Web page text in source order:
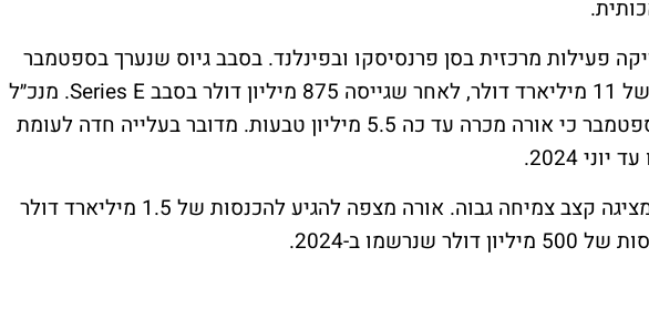
ב-2013 ומחזיקה פעילות מרכזית בסן פרנסיסקו ובפינלנד. בסבב גיוס שנערך בספטמבר
האחרון היא הגיעה לשווי של 11 מיליארד דולר, לאחר שגייסה 875 מיליון דולר בסבב Series E. מנכ״ל
החברה, טום הייל, אמר בספטמבר כי אורה מכרה עד כה 5.5 מיליון טבעות. מדובר בעלייה חדה לעומת
גם בצד ההכנסות החברה מציגה קצב צמיחה גבוה. אורה מצפה להגיע להכנסות של 1.5 מיליארד דולר